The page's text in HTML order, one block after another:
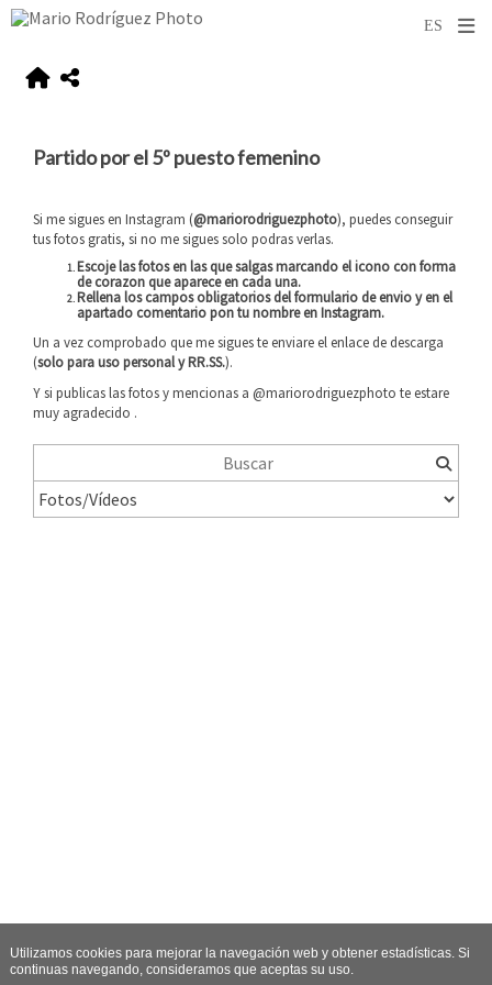
Partido por el 5º puesto femenino
Si me sigues en Instagram (@mariorodriguezphoto), puedes conseguir
tus fotos gratis, si no me sigues solo podras verlas.
Escoje las fotos en las que salgas marcando el icono con forma
de corazon que aparece en cada una.
Rellena los campos obligatorios del formulario de envio yen el
apartado comentario pon tu nombre en Instagram.
Un a vez comprobado que me sigues te enviare el enlace de descarga
(solo para uso personal y RR.SS.).
Y si publicas las fotos y mencionas a @mariorodriguezphoto te estare
muy agradecido .
Utilizamos cookies para mejorar la navegación web y obtener estadísticas. Si
continuas navegando, consideramos que aceptas su uso.